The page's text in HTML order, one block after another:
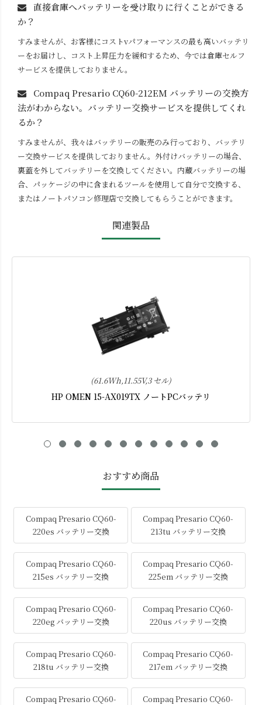
直接倉庫へバッテリーを受け取りに行くことができる
か？
すみませんが、お客様にコストvパフォーマンスの最も高いバッテリ
ーをお届けし、コスト上昇圧力を緩和するため、今では倉庫セルフ
サービスを提供しておりません。
Compaq Presario CQ60-212EM バッテリーの交換方
法がわからない。バッテリー交換サービスを提供してくれ
るか？
すみませんが、我々はバッテリーの販売のみ行っており、バッテリ
ー交換サービスを提供しておりません。外付けバッテリーの場合、
裏蓋を外してバッテリーを交換してください。内蔵バッテリーの場
合、パッケージの中に含まれるツールを使用して自分で交換する、
またはノートパソコン修理店で交換してもらうことができます。
関連製品
(61.6Wh,11.55V,3 セル)
HP OMEN 15-AX019TX ノートPCバッテリ
おすすめ商品
Compaq Presario CQ60-
220es バッテリー交換
Compaq Presario CQ60-
213tu バッテリー交換
Compaq Presario CQ60-
215es バッテリー交換
Compaq Presario CQ60-
225em バッテリー交換
Compaq Presario CQ60-
220eg バッテリー交換
Compaq Presario CQ60-
220us バッテリー交換
Compaq Presario CQ60-
218tu バッテリー交換
Compaq Presario CQ60-
217em バッテリー交換
Compaq Presario CQ60-
Compaq Presario CQ60-